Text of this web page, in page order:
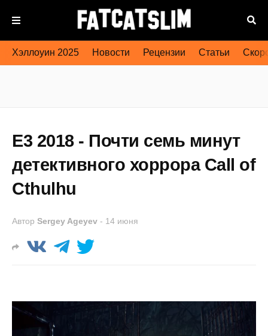
Хэллоуин 2025 Новости Рецензии Статьи
E3 2018 - Почти семь минут
детективного хоррора Call of
Cthulhu
Автор Sergey Ageyev - 14 июня